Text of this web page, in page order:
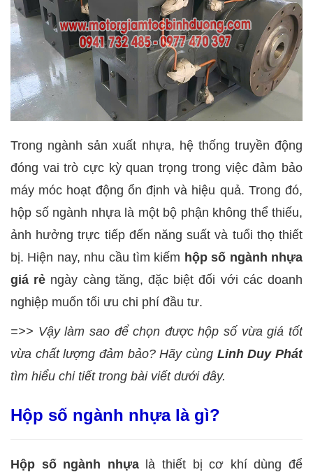
Trong ngành sản xuất nhựa, hệ thống truyền động
đóng vai trò cực kỳ quan trọng trong việc đảm bảo
máy móc hoạt động ổn định và hiệu quả. Trong đó,
hộp số ngành nhựa là một bộ phận không thể thiếu,
ảnh hưởng trực tiếp đến năng suất và tuổi thọ thiết
bị. Hiện nay, nhu cầu tìm kiếm hộp số ngành nhựa
giá rẻ ngày càng tăng, đặc biệt đối với các doanh
nghiệp muốn tối ưu chi phí đầu tư.
=>> Vậy làm sao để chọn được hộp số vừa giá tốt
vừa chất lượng đảm bảo? Hãy cùng Linh Duy Phát
tìm hiểu chi tiết trong bài viết dưới đây.
Hộp số ngành nhựa là gì?
Hộp số ngành nhựalà thiết bị cơ khí dùng để